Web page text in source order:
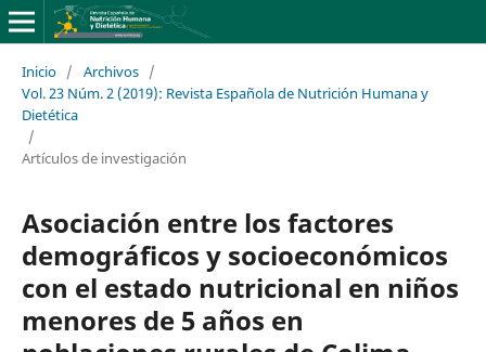
Inicio / Archivos /
Vol. 23 Núm. 2 (2019): Revista Española de Nutrición Humana y
Dietética
/
Artículos de investigación
Asociación entre los factores
demográficos y socioeconómicos
con el estado nutricional en niños
menores de 5 años en